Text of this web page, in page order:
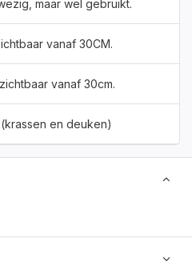
maar wel gebruikt.
vanaf 30CM.
vanaf 30cm.
en deuken)